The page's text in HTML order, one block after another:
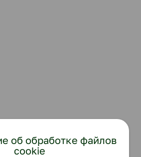
об обработке файлов
cookie